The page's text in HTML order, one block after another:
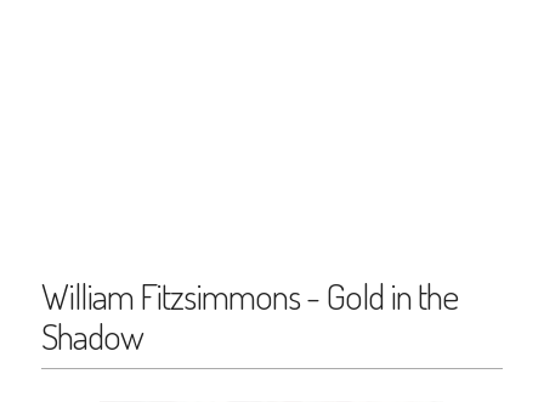
William Fitzsimmons - Gold in the
Shadow